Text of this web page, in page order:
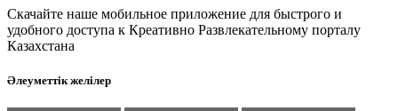
Скачайте наше мобильное приложение для быстрого и
удобного доступа к Креативно Развлекательному порталу
Казахстана
Әлеуметтік желілер